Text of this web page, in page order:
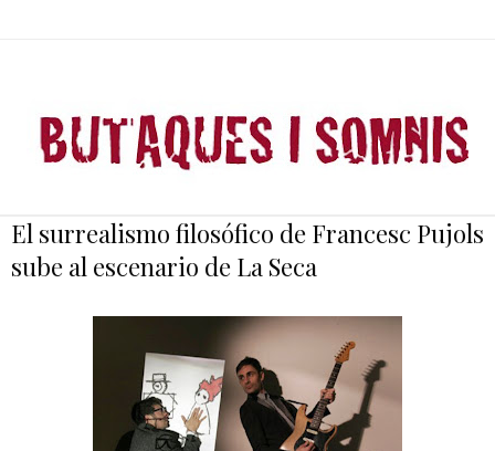
El surrealismo filosófico de Francesc Pujols
sube al escenario de La Seca